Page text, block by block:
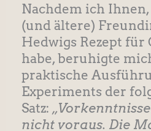
Nachdem ich
(und ältere)
Hedwigs Rezept für
habe, beruhigte
praktische
Experiments der
Satz:
nicht voraus. Die